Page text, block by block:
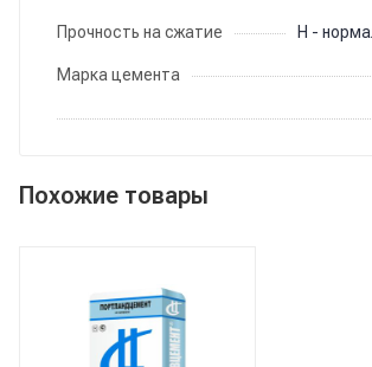
Прочность на сжатие Н -
Марка цемента
Похожие товары